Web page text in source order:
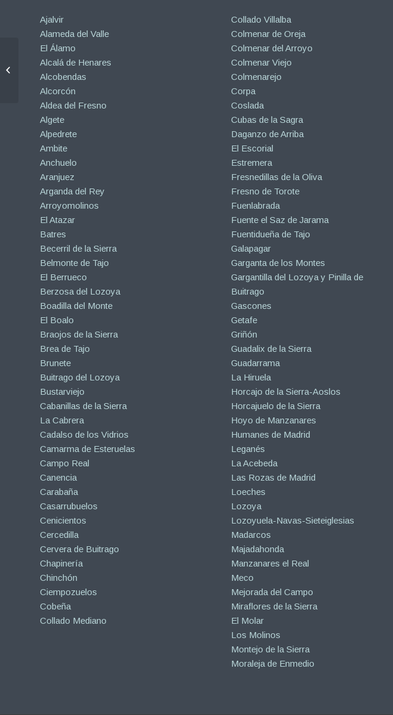
Ajalvir
Alameda del Valle
El Álamo
Alcalá de Henares
Alcobendas
Alcorcón
Aldea del Fresno
Algete
Alpedrete
Ambite
Anchuelo
Aranjuez
Arganda del Rey
Arroyomolinos
El Atazar
Batres
Becerril de la Sierra
Belmonte de Tajo
El Berrueco
Berzosa del Lozoya
Boadilla del Monte
El Boalo
Braojos de la Sierra
Brea de Tajo
Brunete
Buitrago del Lozoya
Bustarviejo
Cabanillas de la Sierra
La Cabrera
Cadalso de los Vidrios
Camarma de Esteruelas
Campo Real
Canencia
Carabaña
Casarrubuelos
Cenicientos
Cercedilla
Cervera de Buitrago
Chapinería
Chinchón
Ciempozuelos
Cobeña
Collado Mediano
Collado Villalba
Colmenar de Oreja
Colmenar del Arroyo
Colmenar Viejo
Colmenarejo
Corpa
Coslada
Cubas de la Sagra
Daganzo de Arriba
El Escorial
Estremera
Fresnedillas de la Oliva
Fresno de Torote
Fuenlabrada
Fuente el Saz de Jarama
Fuentidueña de Tajo
Galapagar
Garganta de los Montes
Gargantilla del Lozoya y Pinilla de
Buitrago
Gascones
Getafe
Griñón
Guadalix de la Sierra
Guadarrama
La Hiruela
Horcajo de la Sierra-Aoslos
Horcajuelo de la Sierra
Hoyo de Manzanares
Humanes de Madrid
Leganés
La Acebeda
Las Rozas de Madrid
Loeches
Lozoya
Lozoyuela-Navas-Sieteiglesias
Madarcos
Majadahonda
Manzanares el Real
Meco
Mejorada del Campo
Miraflores de la Sierra
El Molar
Los Molinos
Montejo de la Sierra
Moraleja de Enmedio
Hormigón Impreso
Precio m2 Madrid